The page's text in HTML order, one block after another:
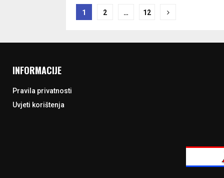
Navigacija
1 2 … 12
INFORMACIJE
Pravila privatnosti
Uvjeti korištenja